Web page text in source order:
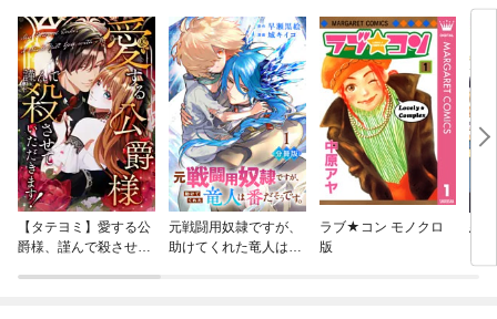
【タテヨミ】愛する公
爵様、謹んで殺させて
元戦闘用奴隷ですが、
助けてくれた竜人は番
ラブ★コン モノクロ
版
悪